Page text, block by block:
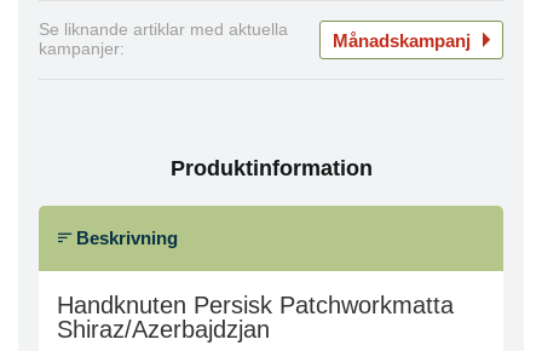
Se liknande artiklar med aktuella
kampanjer:
Månadskampanj
Produktinformation
Beskrivning
Handknuten Persisk Patchworkmatta
Shiraz/Azerbajdzjan